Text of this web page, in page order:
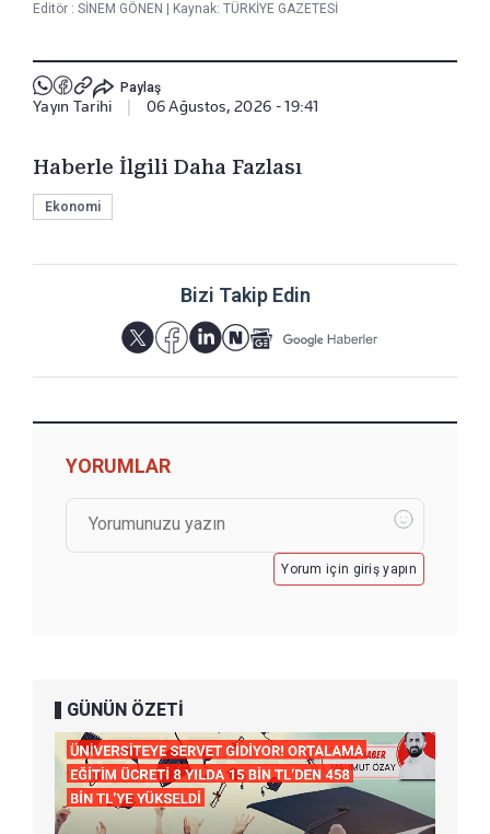
Editör : SİNEM GÖNEN Kaynak: TÜRKİYE GAZETESİ
Paylaş
Yayın Tarihi 06 Ağustos, 2026 - 19:41
Haberle İlgili Daha Fazlası
Ekonomi
Bizi Takip Edin
YORUMLAR
Yorum için giriş yapın
GÜNÜN ÖZETİ